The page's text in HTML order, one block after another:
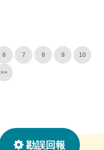
6 7 8 9 10
>>
勘誤回報